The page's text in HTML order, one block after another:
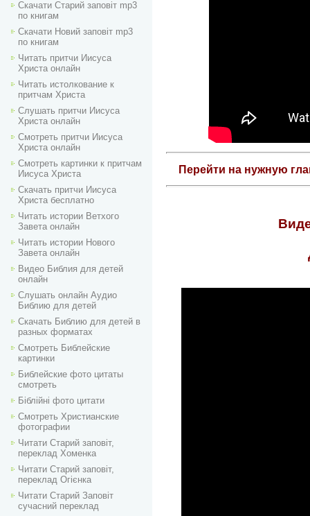
Скачати Старий заповіт mp3
по книгам
Скачати Новий заповіт mp3
по книгам
Читать притчи Иисуса
Христа онлайн
Читать истолкование к
притчам Христа
Слушать притчи Иисуса
Христа онлайн
Смотреть притчи Иисуса
Христа онлайн
Смотреть картинки к притчам
Иисуса Христа
Скачать притчи Иисуса
Христа бесплатно
Читать истории Ветхого
Завета онлайн
Читать истории Нового
Завета онлайн
Видео Библия для детей
онлайн
Слушать онлайн Аудио
Библию для детей
Скачать Библию для детей в
разных форматах
Смотреть Библейские
картинки
Библейские фото цитаты
смотреть
Біблійні фото цитати
Смотреть Христианские
фотографии
Читати Старий заповіт,
переклад Хоменка
Читати Старий заповіт,
переклад Огієнка
Читати Старий Заповіт
сучасний переклад
Перейти на нужную